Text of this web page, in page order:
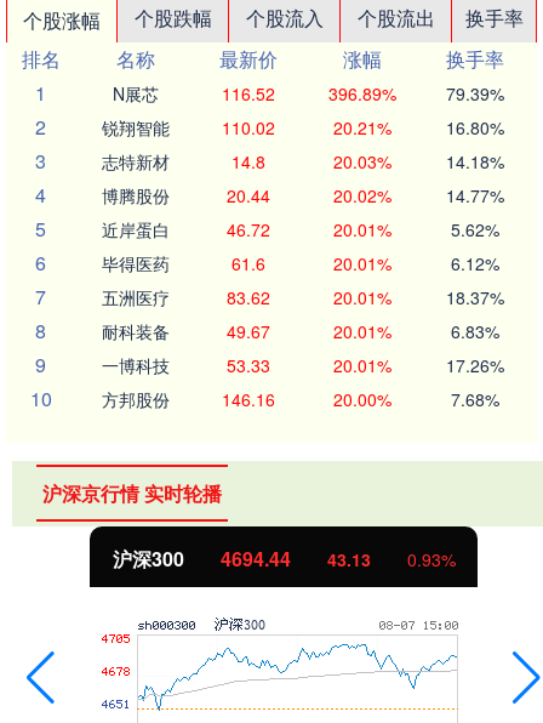
个股涨幅 个股跌幅 个股流入 个股流出
换手率
排名
名称 最新价 涨幅
换手率
1
N展芯 116.52 396.89% 79.39%
2 锐翔智能 110.02 20.21% 16.80%
3 志特新材 14.8 20.03% 14.18%
4 博腾股份 20.44 20.02% 14.77%
5 近岸蛋白 46.72 20.01% 5.62%
6 毕得医药 61.6 20.01% 6.12%
7 五洲医疗 83.62 20.01% 18.37%
8 耐科装备 49.67 20.01% 6.83%
9 一博科技 53.33 20.01% 17.26%
10 方邦股份 146.16 20.00% 7.68%
沪深京行情 实时轮播
沪深300 4694.44 43.13 0.93%